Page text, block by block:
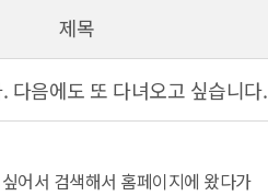
제목
다음에도 또 다녀오고 싶습니다.
어서 검색해서 홈페이지에 왔다가